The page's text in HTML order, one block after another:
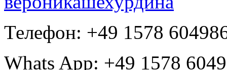
Телефон: +49 1578
Whats App: +49 1578